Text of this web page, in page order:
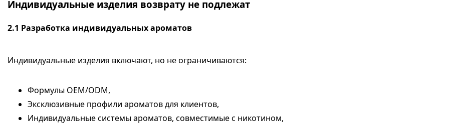
Индивидуальные изделия возврату не подлежат
2.1 Разработка индивидуальных ароматов
Индивидуальные изделия включают, но не ограничиваются:
Формулы OEM/ODM,
Эксклюзивные профили ароматов для клиентов,
Индивидуальные системы ароматов, совместимые с никотином,